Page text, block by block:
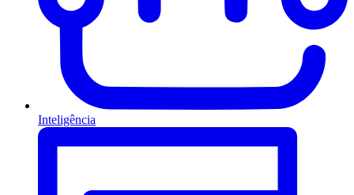
Inteligência